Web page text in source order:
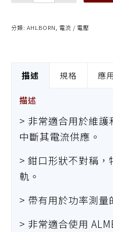
分類:AHLBORN 電流 / 電壓
描述 規格 應
描述
> 非常適合用於維
中斷其電流供應。
> 鉗口形狀不對稱
軌。
> 帶有用於功率測量
> 非常適合使用